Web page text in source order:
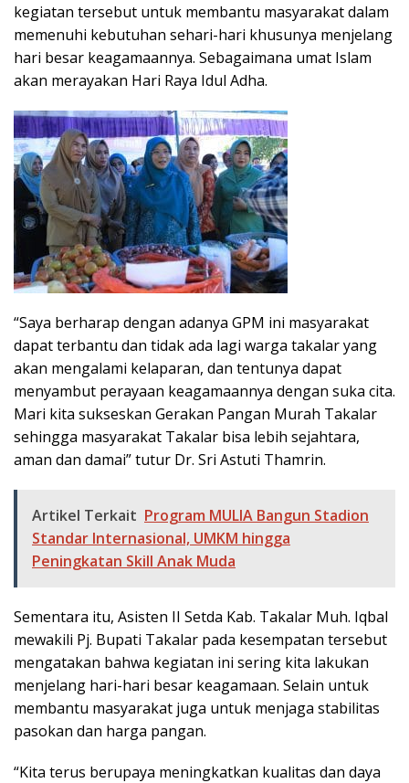
kegiatan tersebut untuk membantu masyarakat dalam
memenuhi kebutuhan sehari-hari khusunya menjelang
hari besar keagamaannya. Sebagaimana umat Islam
akan merayakan Hari Raya Idul Adha.
“Saya berharap dengan adanya GPM ini masyarakat
dapat terbantu dan tidak ada lagi warga takalar yang
akan mengalami kelaparan, dan tentunya dapat
menyambut perayaan keagamaannya dengan suka cita.
Mari kita sukseskan Gerakan Pangan Murah Takalar
sehingga masyarakat Takalar bisa lebih sejahtara,
aman dan damai” tutur Dr. Sri Astuti Thamrin.
Artikel Terkait Program MULIA Bangun Stadion
Standar Internasional, UMKM hingga
Peningkatan Skill Anak Muda
Sementara itu, Asisten II Setda Kab. Takalar Muh. Iqbal
mewakili Pj. Bupati Takalar pada kesempatan tersebut
mengatakan bahwa kegiatan ini sering kita lakukan
menjelang hari-hari besar keagamaan. Selain untuk
membantu masyarakat juga untuk menjaga stabilitas
pasokan dan harga pangan.
“Kita terus berupaya meningkatkan kualitas dan daya